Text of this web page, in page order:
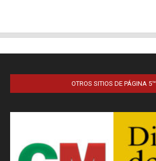
OTROS SITIOS DE PÁGINA 5™